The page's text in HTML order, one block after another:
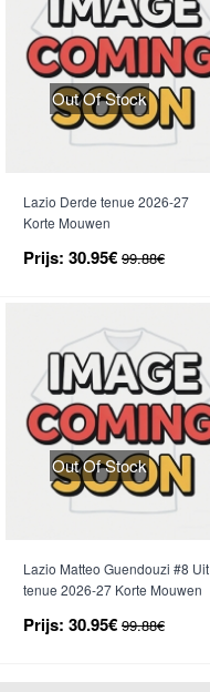
Out Of Stock
Lazio Derde tenue 2026-27
Korte Mouwen
Prijs: 30.95€ 99.88€
Out Of Stock
Lazio Matteo Guendouzi #8 Uit
tenue 2026-27 Korte Mouwen
Prijs: 30.95€ 99.88€